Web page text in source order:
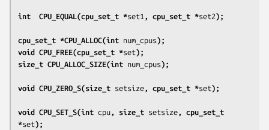
int  CPU_EQUAL(cpu_set_t *set1 , cpu_set_t *set2);
cpu_set_t *CPU_ALLOC(int num_cpus);
void CPU_FREE(cpu_set_t *set);
size_t CPU_ALLOC_SIZE(int num_cpus);
void CPU_ZERO_S(size_t setsize , cpu_set_t *set);
void CPU_SET_S(int cpu , size_t setsize , cpu_set_t
*set);